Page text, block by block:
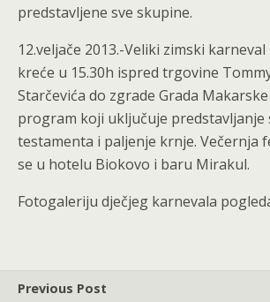
predstavljene sve skupine.
12.veljače 2013.-Veliki zimski
kreće u 15.30h ispred trgovine
Starčevića do zgrade Grada
program koji uključuje predstavljanje
testamenta i paljenje krnje. Večernja
se u hotelu Biokovo i baru Mirakul.
Fotogaleriju dječjeg karnevala
Previous Post